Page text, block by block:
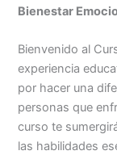
Bienestar
Bienvenido al
experiencia
por hacer una
personas que
curso te
las habilidades